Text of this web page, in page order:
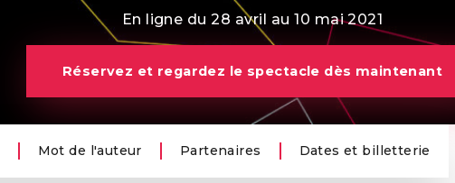
En ligne du 28 avril au 10 mai 2021
Réservez et regardez le spectacle dès maintenant
Mot de l'auteur Partenaires Dates et billetterie